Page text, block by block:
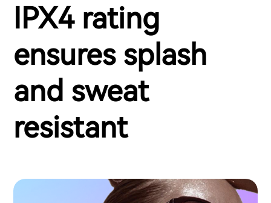
IPX4 rating
ensures splash
and sweat
resistant